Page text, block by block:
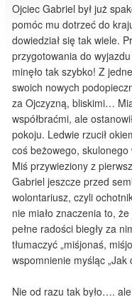
Ojciec Gabriel był już
pomóc mu dotrzeć do
dowiedział się tak wiele.
przygotowania do
minęło tak szybko! Z
swoich nowych
za Ojczyzną, bliskimi…
współbraćmi, ale
pokoju. Ledwie rzucił
coś beżowego,
Miś przywieziony z
Gabriel jeszcze przed
wolontariusz, czyli
nie miało znaczenia to,
pełne radości biegły za
tłumaczyć „miśjonaś,
wspomnienie myśląc „Jak
Nie od razu tak było….